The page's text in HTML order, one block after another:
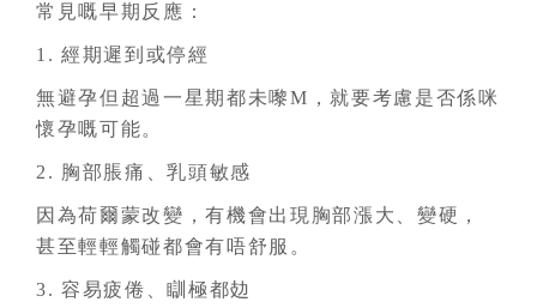
常見嘅早期反應：
1. 經期遲到或停經
無避孕但超過一星期都未嚟M，就要考慮是否係咪
懷孕嘅可能。
2. 胸部脹痛、乳頭敏感
因為荷爾蒙改變，有機會出現胸部漲大、變硬，
甚至輕輕觸碰都會有唔舒服。
3. 容易疲倦、瞓極都攰